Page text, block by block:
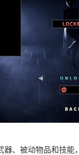
、被动物品和技能